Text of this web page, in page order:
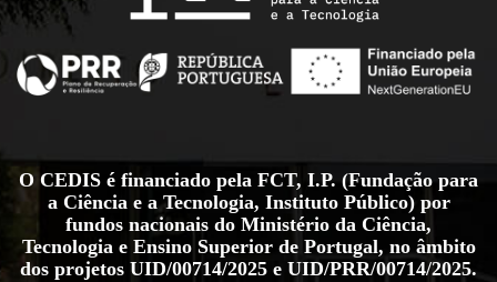
O CEDIS é financiado pela FCT, I.P. (Fundação para
a Ciência e a Tecnologia, Instituto Público) por
fundos nacionais do Ministério da Ciência,
Tecnologia e Ensino Superior de Portugal, no âmbito
dos projetos UID/00714/2025 e UID/PRR/00714/2025.